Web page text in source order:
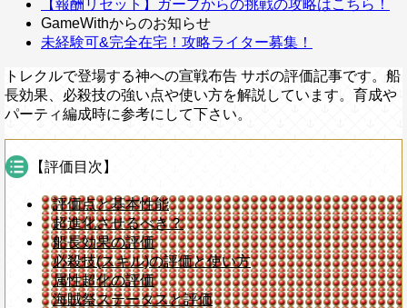
【報酬リセット】ガープからの挑戦の攻略はこちら！
GameWithからのお知らせ
未経験可&完全在宅！攻略ライター募集！
トレクルで登場する神への宣戦布告 サボの評価記事です。船
長効果、必殺技の強い点や使い方を解説しています。育成や
パーティ編成時に参考にして下さい。
【評価目次】
評価点と基本性能
超進化させるべき？
船長効果の評価
必殺技(スキル)の評価と使い方
属性超化の評価
海賊祭ステータスと評価